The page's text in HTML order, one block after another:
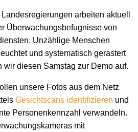
arbeiten aktuell
Überwachungsbefugnisse von
Unzählige Menschen
und systematisch gerastert
wir diesen Samstag zur Demo auf.
unsere Fotos aus dem Netz
Gesichtscans identifizieren und
Personenkennzahl verwandeln.
mit